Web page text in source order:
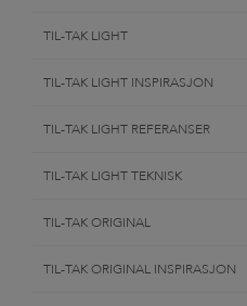
TIL-TAK LIGHT
TIL-TAK LIGHT INSPIRASJON
TIL-TAK LIGHT REFERANSER
TIL-TAK LIGHT TEKNISK
TIL-TAK ORIGINAL
TIL-TAK ORIGINAL INSPIRASJON